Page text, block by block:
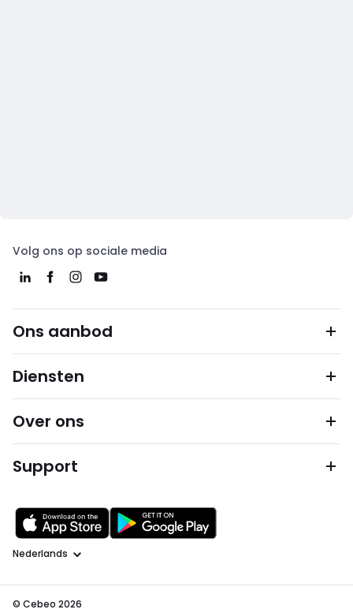
Volg ons op sociale media
Ons aanbod
Diensten
Over ons
Support
Taal
© Cebeo 2026